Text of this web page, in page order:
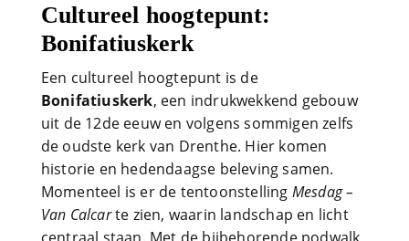
Cultureel hoogtepunt:
Bonifatiuskerk
Een cultureel hoogtepunt is de
Bonifatiuskerk, een indrukwekkend gebouw
uit de 12de eeuw en volgens sommigen zelfs
de oudste kerk van Drenthe. Hier komen
historie en hedendaagse beleving samen.
Momenteel is er de tentoonstelling Mesdag –
Van Calcarte zien, waarin landschap en licht